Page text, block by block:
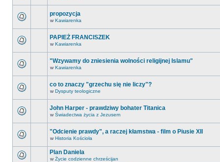
propozycja
w Kawiarenka
PAPIEŻ FRANCISZEK
w Kawiarenka
"Wzywamy do zniesienia wolności religijnej Islamu"
w Kawiarenka
co to znaczy "grzechu się nie liczy"?
w Dysputy teologiczne
John Harper - prawdziwy bohater Titanica
w Świadectwa życia z Jezusem
"Odcienie prawdy", a raczej kłamstwa - film o Piusie XII
w Historia Kościoła
Plan Daniela
w Życie codzienne chrześcijan